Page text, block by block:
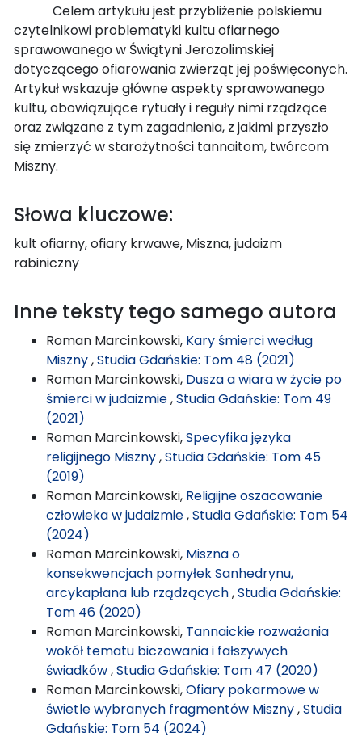
Celem artykułu jest przybliżenie polskiemu
czytelnikowi problematyki kultu ofiarnego
sprawowanego w Świątyni Jerozolimskiej
dotyczącego ofiarowania zwierząt jej poświęconych.
Artykuł wskazuje główne aspekty sprawowanego
kultu, obowiązujące rytuały i reguły nimi rządzące
oraz związane z tym zagadnienia, z jakimi przyszło
się zmierzyć w starożytności tannaitom, twórcom
Miszny.
Słowa kluczowe:
kult ofiarny, ofiary krwawe, Miszna, judaizm
rabiniczny
Inne teksty tego samego autora
Roman Marcinkowski, Kary śmierci według
Miszny,Studia Gdańskie: Tom 48 (2021)
Roman Marcinkowski, Dusza a wiara w życie po
śmierci w judaizmie,Studia Gdańskie: Tom 49
(2021)
Roman Marcinkowski,Specyfika języka
religijnego Miszny,Studia Gdańskie: Tom 45
(2019)
Roman Marcinkowski, Religijne oszacowanie
człowieka w judaizmie,Studia Gdańskie: Tom 54
(2024)
Roman Marcinkowski, Miszna o
konsekwencjach pomyłek Sanhedrynu,
arcykapłana lub rządzących,Studia Gdańskie:
Tom 46 (2020)
Roman Marcinkowski, Tannaickie rozważania
wokół tematu biczowania i fałszywych
świadków,Studia Gdańskie: Tom 47 (2020)
Roman Marcinkowski,Ofiary pokarmowe w
świetle wybranych fragmentów Miszny,Studia
Gdańskie: Tom 54 (2024)